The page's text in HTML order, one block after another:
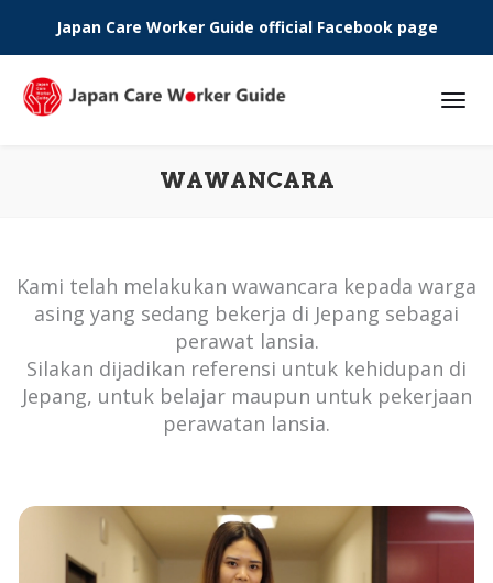
Phone:
Japan Care Worker Guide official Facebook page
WAWANCARA
Kami telah melakukan wawancara kepada warga
asing yang sedang bekerja di Jepang sebagai
perawat lansia.
Silakan dijadikan referensi untuk kehidupan di
Jepang, untuk belajar maupun untuk pekerjaan
perawatan lansia.